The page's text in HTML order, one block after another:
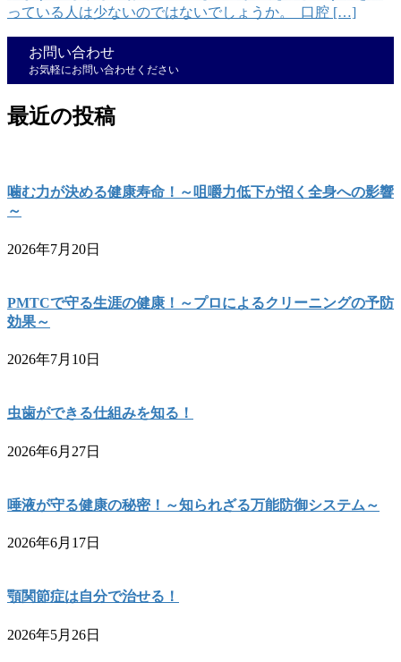
っている人は少ないのではないでしょうか。 口腔 […]
お問い合わせ
お気軽にお問い合わせください
最近の投稿
噛む力が決める健康寿命！～咀嚼力低下が招く全身への影響
～
2026年7月20日
PMTCで守る生涯の健康！～プロによるクリーニングの予防
効果～
2026年7月10日
虫歯ができる仕組みを知る！
2026年6月27日
唾液が守る健康の秘密！～知られざる万能防御システム～
2026年6月17日
顎関節症は自分で治せる！
2026年5月26日